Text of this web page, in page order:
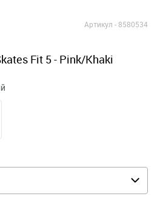
Артикул -8580534
Fit 5 - Pink/Khaki